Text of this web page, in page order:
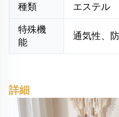
種類
エステル
特殊機
能
通気性、
詳細